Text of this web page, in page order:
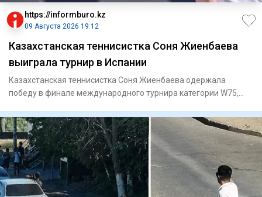
https://informburo.kz
09 Августа 2026 19:12
Казахстанская теннисистка Соня Жиенбаева
выиграла турнир в Испании
Казахстанская теннисистка Соня Жиенбаева одержала
победу в финале международного турнира категории W75,